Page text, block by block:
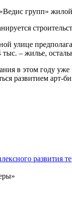
групп»
улице
– жилье,
в этом году уже
развитием арт-
развития